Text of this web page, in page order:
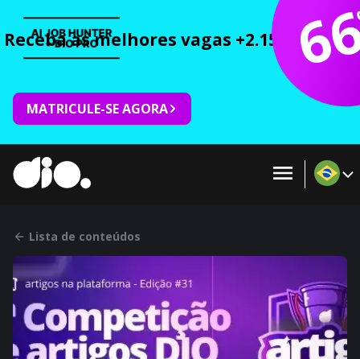
Receba as melhores vagas +2.150 cursos
MATRICULE-SE AGORA
Lista de conteúdos